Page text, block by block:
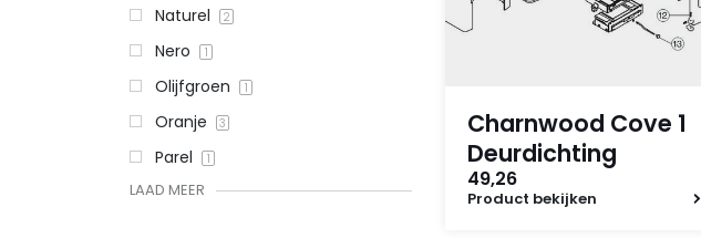
Naturel 2
Nero 1
Olijfgroen 1
Oranje 3
Parel 1
LAAD MEER
Charnwood Cove 1
Deurdichting
49,26
Product bekijken